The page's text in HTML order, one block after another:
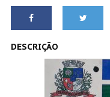
DESCRIÇÃO